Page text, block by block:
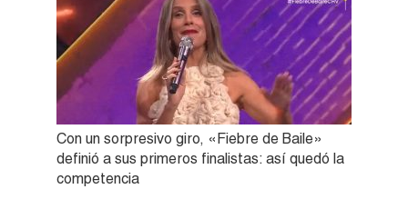
Con un sorpresivo giro, «Fiebre de Baile»
definió a sus primeros finalistas: así quedó la
competencia